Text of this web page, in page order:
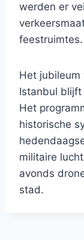
werden er
feestruimtes.
Het
Istanbul
Het
historische
militaire
avonds
stad.